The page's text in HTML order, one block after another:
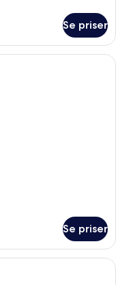
Se priser
med en säng, ett
Se priser
bäddad säng med vita